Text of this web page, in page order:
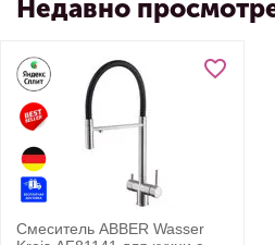
Недавно
Смеситель ABBER Wasser